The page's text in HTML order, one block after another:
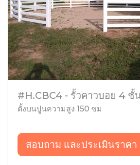
#H.CBC4 - รั้วคาวบอย 4 ชั้
ตั้งบนปูนความสูง 150 ซม
สอบถาม และประเมินราคา